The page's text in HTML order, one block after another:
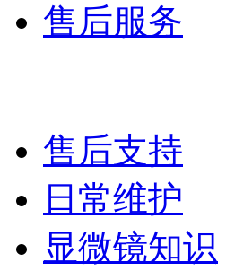
售后服务
售后支持
日常维护
显微镜知识